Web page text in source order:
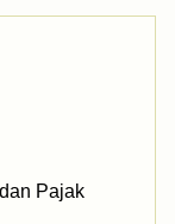
Pajak